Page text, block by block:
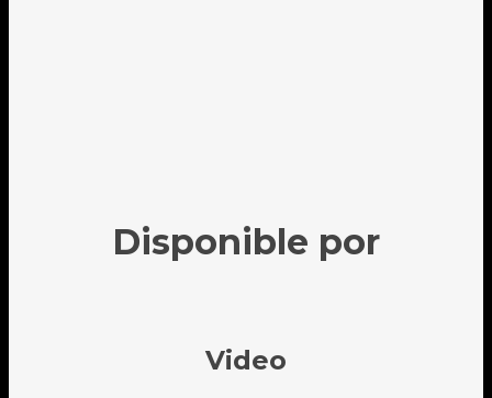
Disponible por
Video